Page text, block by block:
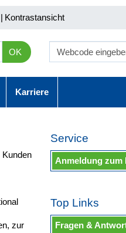
Kontrastansicht
OK
Karriere
Kunden
zur
Service
Anmeldung zum
Top Links
Fragen &